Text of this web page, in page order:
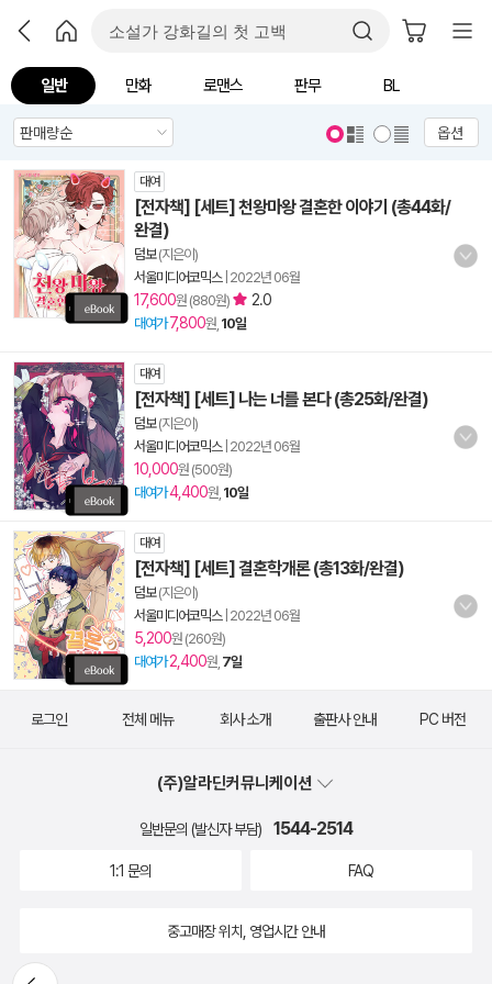
일반 만화 로맨스 판무 BL
옵션
대여
[전자책] [세트] 천왕마왕 결혼한 이야기 (총44화/
완결)
덤보(지은이)
서울미디어코믹스| 2022년 06월
17,600원 (880원) 2.0
대여가 7,800원, 10일
대여
[전자책] [세트] 나는 너를 본다 (총25화/완결)
덤보(지은이)
서울미디어코믹스| 2022년 06월
10,000원 (500원)
대여가4,400원, 10일
대여
[전자책] [세트] 결혼학개론 (총13화/완결)
덤보(지은이)
서울미디어코믹스| 2022년 06월
5,200원 (260원)
대여가 2,400원, 7일
뒤로가
로그인 전체 메뉴 회사 소개 출판사 안내 PC 버전
(주)알라딘커뮤니케이션
일반문의 (발신자 부담) 1544-2514
1:1 문의 FAQ
중고매장 위치, 영업시간 안내